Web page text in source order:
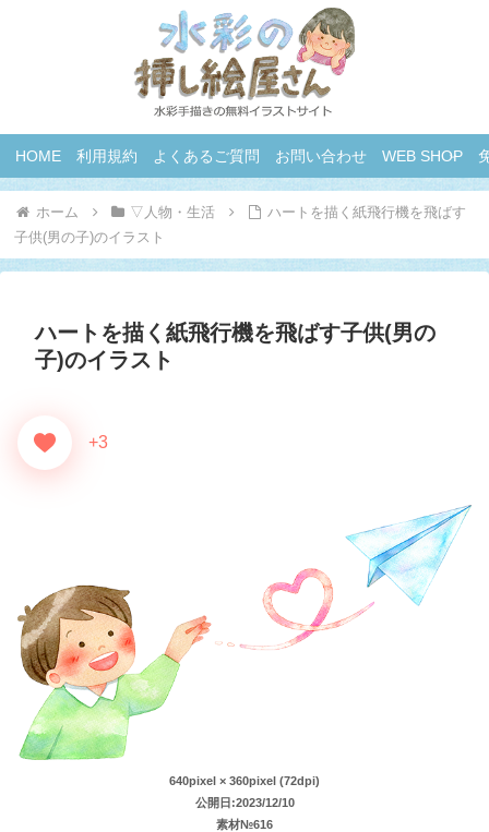
HOME 利用規約 よくあるご質問 お問い合わせ WEB SHOP
ホーム ▽人物・生活
ハートを描く紙飛行機を飛ばす
子供(男の子)のイラスト
ハートを描く紙飛行機を飛ばす子供(男の
子)のイラスト
+3
640pixel × 360pixel (72dpi)
公開日:2023/12/10
素材№616